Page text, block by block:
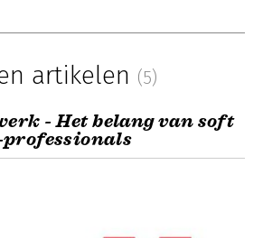
artikelen (5)
- Het belang van soft